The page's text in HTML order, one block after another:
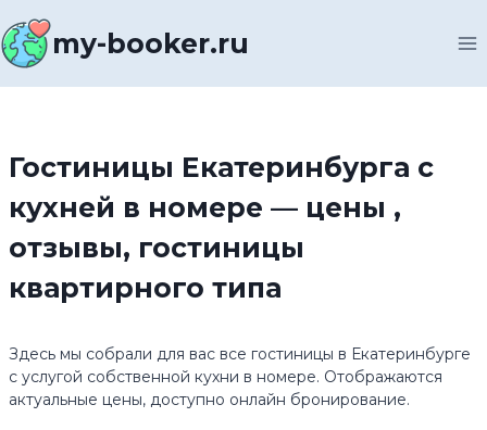
к
содержимомуmy-booker.ru
Гостиницы Екатеринбурга с
кухней в номере — цены ,
отзывы, гостиницы
квартирного типа
Здесь мы собрали для вас все гостиницы в Екатеринбурге
с услугой собственной кухни в номере. Отображаются
актуальные цены, доступно онлайн бронирование.